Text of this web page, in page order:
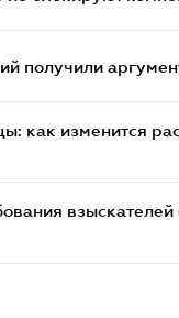
получили
как изменится